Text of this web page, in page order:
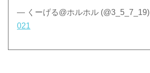
— くーげる@ホルホル (@3_5_7_19)
021